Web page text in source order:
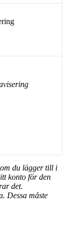
du lägger till i
konto för den
det.
. Dessa måste